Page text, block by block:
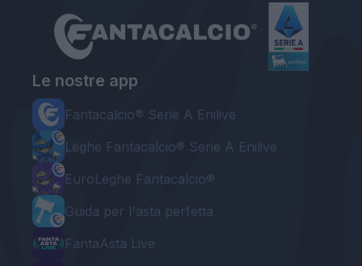
Le nostre app
Fantacalcio® Serie A Enilive
Leghe Fantacalcio® Serie A Enilive
EuroLeghe Fantacalcio®
Guida per l'asta perfetta
FantaAsta Live